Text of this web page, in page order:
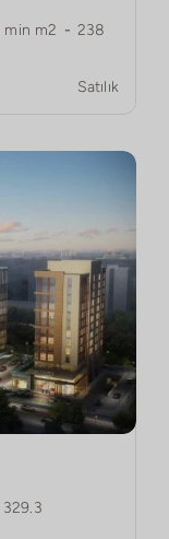
min m2 - 238
Satılık
329.3